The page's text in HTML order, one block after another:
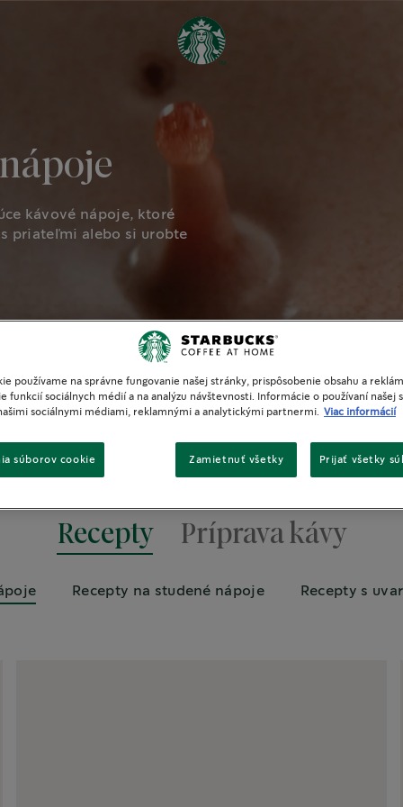
kávové nápoje, ktoré
priateľmi alebo si urobte
Recepty Príprava kávy
Recepty na studené nápoje Recepty s
používame na správne fungovanie našej stránky, prispôsobenie obsahu a reklám,
funkcií sociálnych médií a na analýzu návštevnosti. Informácie o používaní našej
sociálnymi médiami, reklamnými a analytickými partnermi.
Viac informácií
Zamietnuť všetky Prijať všetky
súborov cookie